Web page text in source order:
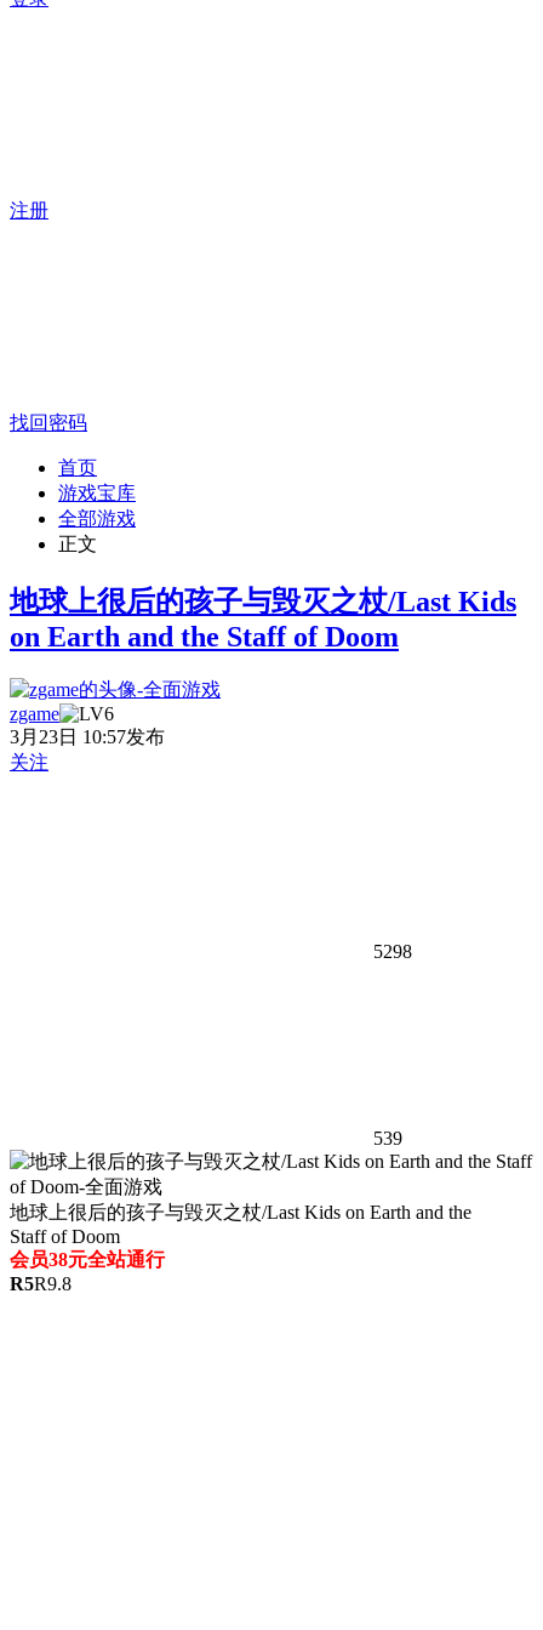
注册
找回密码
首页
游戏宝库
全部游戏
正文
地球上很后的孩子与毁灭之杖/Last Kids
on Earth and the Staff of Doom
zgame
3月23日 10:57发布
关注
5298
539
地球上很后的孩子与毁灭之杖/Last Kids on Earth and the
Staff of Doom
会员38元全站通行
R5R9.8